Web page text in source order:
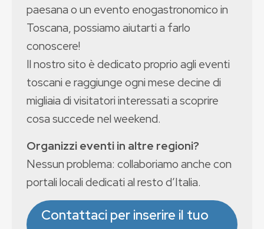
paesana o un evento enogastronomico in
Toscana, possiamo aiutarti a farlo
conoscere!
Il nostro sito è dedicato proprio agli eventi
toscani e raggiunge ogni mese decine di
migliaia di visitatori interessati a scoprire
cosa succede nel weekend.
Organizzi eventi in altre regioni?
Nessun problema: collaboriamo anche con
portali locali dedicati al resto d’Italia.
Contattaci per inserire il tuo